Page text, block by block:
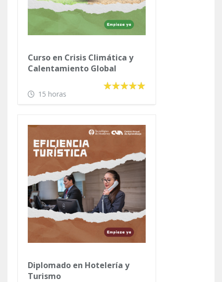
Curso en Crisis Climática y
Calentamiento Global
15 horas
Diplomado en Hotelería y
Turismo